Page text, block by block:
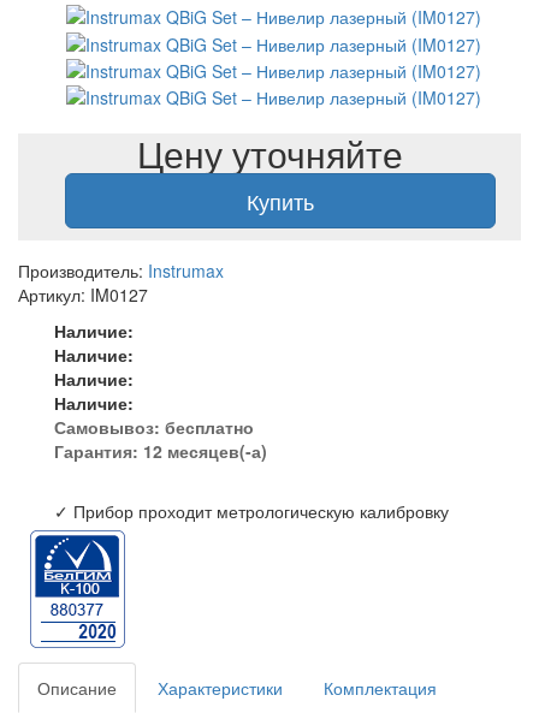
Цену уточняйте
Купить
Производитель: Instrumax
Артикул: IM0127
Наличие:
Наличие:
Наличие:
Наличие:
Самовывоз: бесплатно
Гарантия: 12 месяцев(-а)
✓ Прибор проходит метрологическую калибровку
Описание Характеристики Комплектация